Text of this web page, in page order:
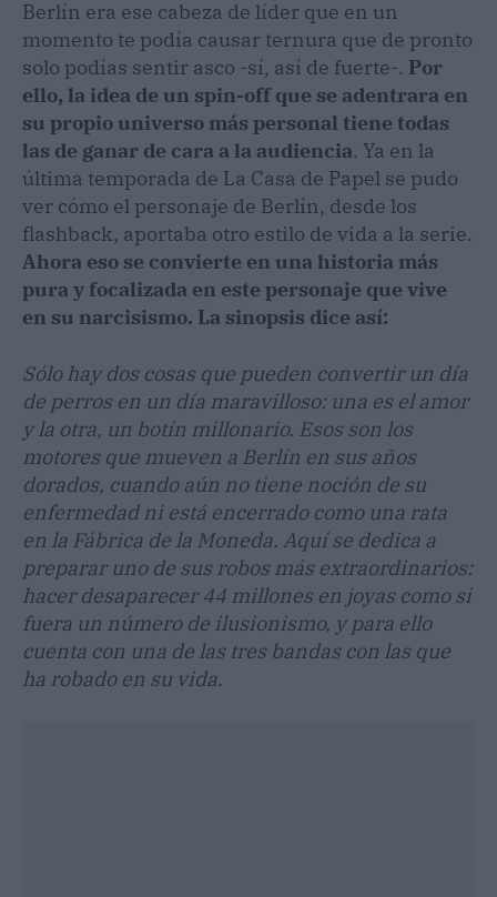
Berlín era ese cabeza de líder que en un
momento te podía causar ternura que de pronto
solo podías sentir asco -sí, así de fuerte-. Por
ello, la idea de un spin-off que se adentrara en
su propio universo más personal tiene todas
las de ganar de cara a la audiencia. Ya en la
última temporada de La Casa de Papel se pudo
ver cómo el personaje de Berlín, desde los
flashback, aportaba otro estilo de vida a la serie.
Ahora eso se convierte en una historia más
pura y focalizada en este personaje que vive
en su narcisismo. La sinopsis dice así:
Sólo hay dos cosas que pueden convertir un día
de perros en un día maravilloso: una es el amor
y la otra, un botín millonario. Esos son los
motores que mueven a Berlín en sus años
dorados, cuando aún no tiene noción de su
enfermedad ni está encerrado como una rata
en la Fábrica de la Moneda. Aquí se dedica a
preparar uno de sus robos más extraordinarios:
hacer desaparecer 44 millones en joyas como si
fuera un número de ilusionismo, y para ello
cuenta con una de las tres bandas con las que
ha robado en su vida.